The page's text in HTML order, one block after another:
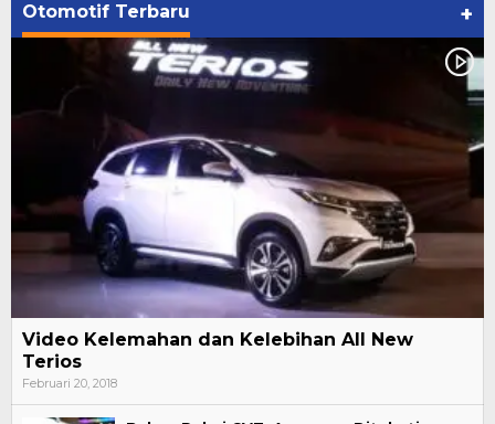
Otomotif Terbaru +
Video Kelemahan dan Kelebihan All New
Terios
Februari 20, 2018